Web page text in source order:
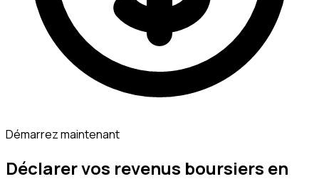
Démarrez maintenant
Déclarer vos revenus boursiers en